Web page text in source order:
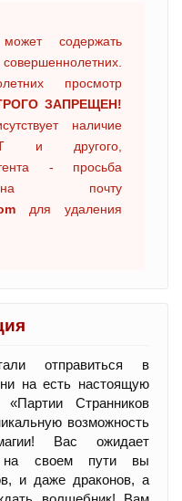
содержать
просмотр
ЗАПРЕЩЕН!
наличие
и другого,
- просьба
почту
для удаления
отправиться в
на есть настоящую
Странников
возможность
Вас ожидает
на своем пути вы
и даже драконов, а